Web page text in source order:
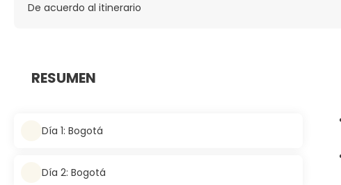
De acuerdo al itinerario
RESUMEN
Día 1: Bogotá
Día 2: Bogotá